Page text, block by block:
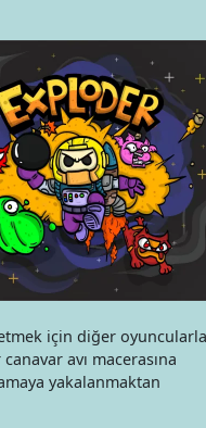
için diğer oyuncularla
avı macerasına
yakalanmaktan